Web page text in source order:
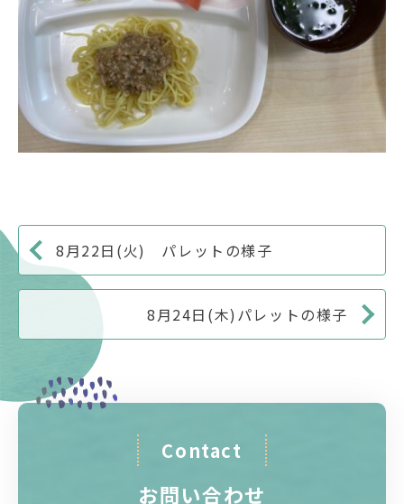
8月22日(火) パレットの様子
8月24日(木)パレットの様子
Contact
お問い合わせ